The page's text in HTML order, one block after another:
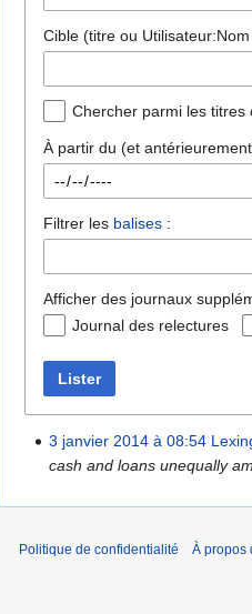
Cible (titre ou Utilisateur:Nom
Chercher parmi les
À partir du (et
Filtrer les balises :
Afficher des journaux
Journal des relectures
Lister
3 janvier 2014 à 08:54
cash and loans unequally
Politique de confidentialité À propos